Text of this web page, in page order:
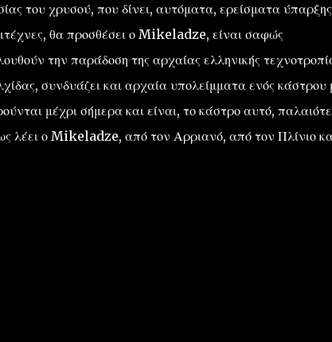
του χρυσού, που δίνει, αυτόματα, ερείσματα ύπαρξης
θα προσθέσει ο Mikeladze, είναι σαφώς
την παράδοση της αρχαίας ελληνικής
συνδυάζει και αρχαία υπολείμματα ενός κάστρου
μέχρι σήμερα και είναι, το κάστρο αυτό,
λέει ο Mikeladze, από τον Αρριανό, από τον Πλίνιο